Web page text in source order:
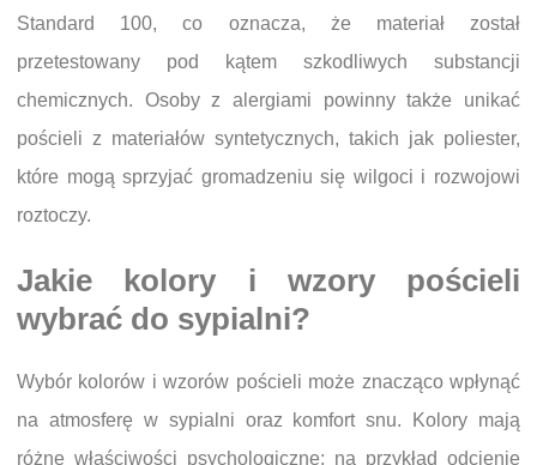
Standard 100, co oznacza, że materiał został
przetestowany pod kątem szkodliwych substancji
chemicznych. Osoby z alergiami powinny także unikać
pościeli z materiałów syntetycznych, takich jak poliester,
które mogą sprzyjać gromadzeniu się wilgoci i rozwojowi
roztoczy.
Jakie kolory i wzory pościeli
wybrać do sypialni?
Wybór kolorów i wzorów pościeli może znacząco wpłynąć
na atmosferę w sypialni oraz komfort snu. Kolory mają
różne właściwości psychologiczne; na przykład odcienie